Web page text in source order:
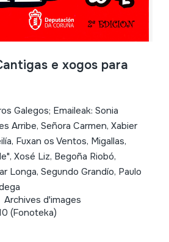
e xogos para
Galegos; Emaileak: Sonia
Arribe, Señora Carmen, Xabier
Fuxan os Ventos, Migallas,
Xosé Liz, Begoña Riobó,
Longa, Segundo Grandío, Paulo
Archives d'images
(Fonoteka)